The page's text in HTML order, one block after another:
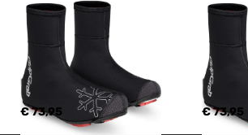
€ 73,95 € 73,95